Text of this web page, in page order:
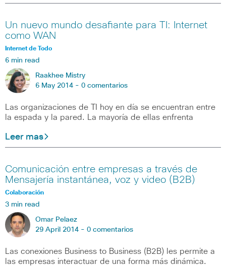
Un nuevo mundo desafiante para TI: Internet
como WAN
Internet de Todo
6 min read
Raakhee Mistry
6 May 2014 - 0 comentarios
Las organizaciones de TI hoy en día se encuentran entre
la espada y la pared. La mayoría de ellas enfrenta
Leer mas
Comunicación entre empresas a través de
Mensajería instantánea, voz y video (B2B)
Colaboración
3 min read
Omar Pelaez
29 April 2014 - 0 comentarios
Las conexiones Business to Business (B2B) les permite a
las empresas interactuar de una forma más dinámica.